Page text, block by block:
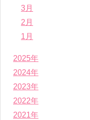
3月
2月
1月
2025年
2024年
2023年
2022年
2021年